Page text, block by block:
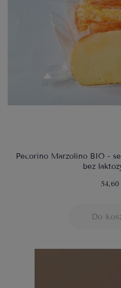
Pecorino Marzolino BIO -
bez
54,60
Do